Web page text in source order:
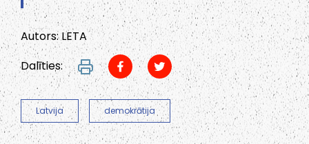
Autors: LETA
Dalīties:
Latvija demokrātija